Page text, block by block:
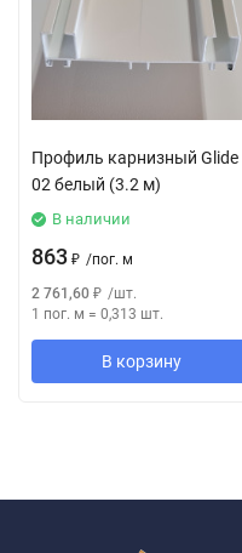
Профиль карнизный Glide
02 белый (3.2 м)
В наличии
863 ₽ /пог. м
2 761,60 ₽ /шт.
1 пог. м = 0,313 шт.
В корзину